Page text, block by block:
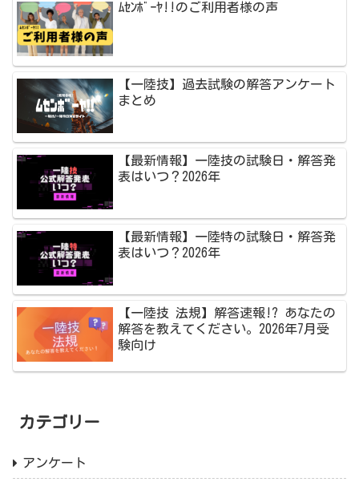
ﾑｾﾝﾎﾞｰﾔ!!のご利用者様の声
【一陸技】過去試験の解答アンケート
まとめ
【最新情報】一陸技の試験日・解答発
表はいつ？2026年
【最新情報】一陸特の試験日・解答発
表はいつ？2026年
【一陸技 法規】解答速報!? あなたの
解答を教えてください。2026年7月受
験向け
カテゴリー
アンケート